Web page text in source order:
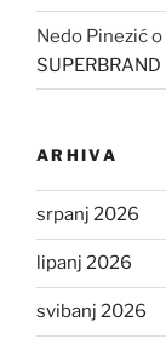
Nedo Pinezićo
SUPERBRAND
ARHIVA
srpanj 2026
lipanj 2026
svibanj 2026